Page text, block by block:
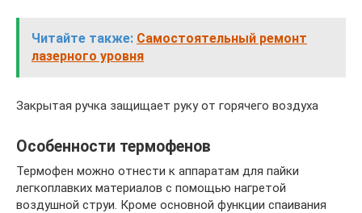
Читайте также: Самостоятельный ремонт
лазерного уровня
Закрытая ручка защищает руку от горячего воздуха
Особенности термофенов
Термофен можно отнести к аппаратам для пайки
легкоплавких материалов с помощью нагретой
воздушной струи. Кроме основной функции спаивания